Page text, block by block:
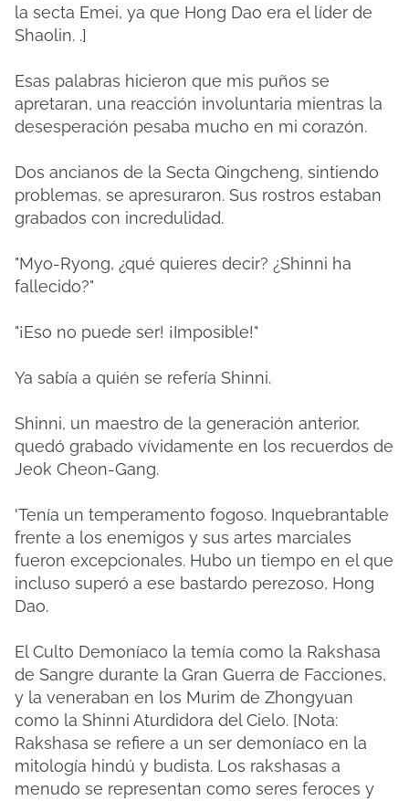
la secta Emei, ya que Hong Dao era el líder de
Shaolin. .]
Esas palabras hicieron que mis puños se
apretaran, una reacción involuntaria mientras la
desesperación pesaba mucho en mi corazón.
Dos ancianos de la Secta Qingcheng, sintiendo
problemas, se apresuraron. Sus rostros estaban
grabados con incredulidad.
"Myo-Ryong, ¿qué quieres decir? ¿Shinni ha
fallecido?"
"¡Eso no puede ser! ¡Imposible!"
Ya sabía a quién se refería Shinni.
Shinni, un maestro de la generación anterior,
quedó grabado vívidamente en los recuerdos de
Jeok Cheon-Gang.
'Tenía un temperamento fogoso. Inquebrantable
frente a los enemigos y sus artes marciales
fueron excepcionales. Hubo un tiempo en el que
incluso superó a ese bastardo perezoso, Hong
Dao.
El Culto Demoníaco la temía como la Rakshasa
de Sangre durante la Gran Guerra de Facciones,
y la veneraban en los Murim de Zhongyuan
como la Shinni Aturdidora del Cielo. [Nota:
Rakshasa se refiere a un ser demoníaco en la
mitología hindú y budista. Los rakshasas a
menudo se representan como seres feroces y